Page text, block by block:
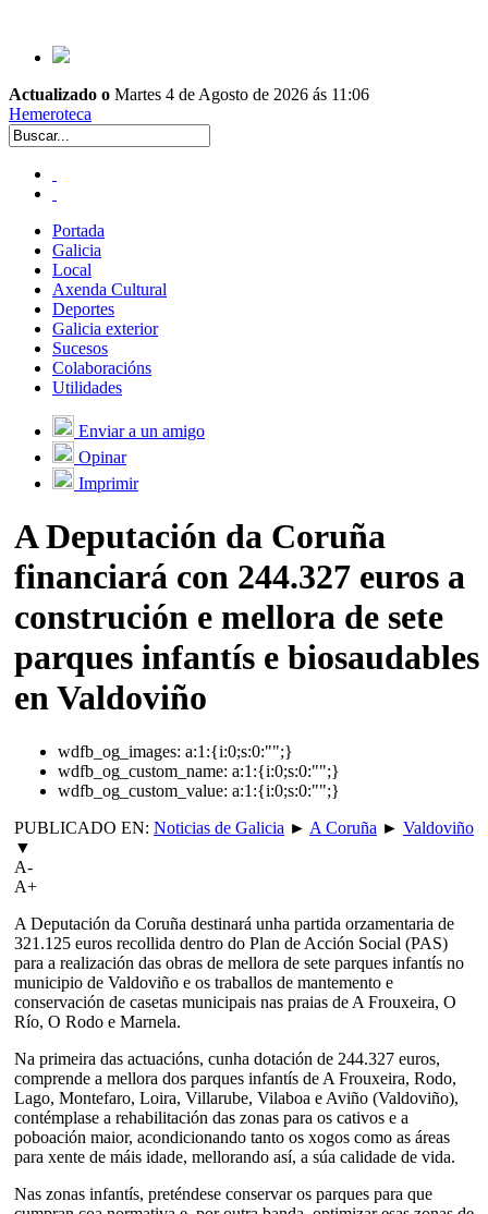
Actualizado o Martes 4 de Agosto de 2026 ás 11:06
Hemeroteca
Portada
Galicia
Local
Axenda Cultural
Deportes
Galicia exterior
Sucesos
Colaboracións
Utilidades
Enviar a un amigo
Opinar
Imprimir
A Deputación da Coruña
financiará con 244.327 euros a
construción e mellora de sete
parques infantís e biosaudables
en Valdoviño
wdfb_og_images: a:1:{i:0;s:0:"";}
wdfb_og_custom_name: a:1:{i:0;s:0:"";}
wdfb_og_custom_value: a:1:{i:0;s:0:"";}
PUBLICADO EN: Noticias de Galicia ► A Coruña ► Valdoviño
▼
A-
A+
A Deputación da Coruña destinará unha partida orzamentaria de
321.125 euros recollida dentro do Plan de Acción Social (PAS)
para a realización das obras de mellora de sete parques infantís no
municipio de Valdoviño e os traballos de mantemento e
conservación de casetas municipais nas praias de A Frouxeira, O
Río, O Rodo e Marnela.
Na primeira das actuacións, cunha dotación de 244.327 euros,
comprende a mellora dos parques infantís de A Frouxeira, Rodo,
Lago, Montefaro, Loira, Villarube, Vilaboa e Aviño (Valdoviño),
contémplase a rehabilitación das zonas para os cativos e a
poboación maior, acondicionando tanto os xogos como as áreas
para xente de máis idade, mellorando así, a súa calidade de vida.
Nas zonas infantís, preténdese conservar os parques para que